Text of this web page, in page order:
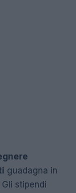
guadagna in
stipendi